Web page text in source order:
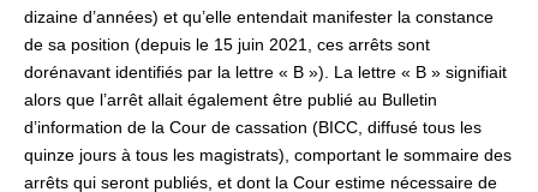
dizaine d’années) et qu’elle entendait manifester la constance
de sa position (depuis le 15 juin 2021, ces arrêts sont
dorénavant identifiés par la lettre « B »). La lettre « B » signifiait
alors que l’arrêt allait également être publié au Bulletin
d’information de la Cour de cassation (BICC, diffusé tous les
quinze jours à tous les magistrats), comportant le sommaire des
arrêts qui seront publiés, et dont la Cour estime nécessaire de